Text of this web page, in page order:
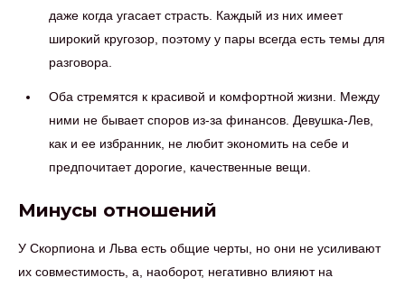
даже когда угасает страсть. Каждый из них имеет
широкий кругозор, поэтому у пары всегда есть темы для
разговора.
Оба стремятся к красивой и комфортной жизни. Между
ними не бывает споров из-за финансов. Девушка-Лев,
как и ее избранник, не любит экономить на себе и
предпочитает дорогие, качественные вещи.
Минусы отношений
У Скорпиона и Льва есть общие черты, но они не усиливают
их совместимость, а, наоборот, негативно влияют на